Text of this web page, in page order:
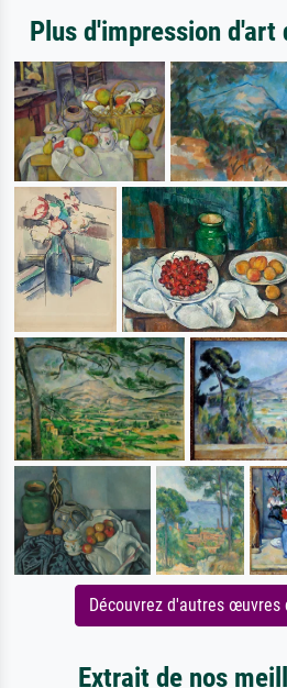
Plus d'impression d'art
Découvrez d'autres œuvres
Extrait de nos